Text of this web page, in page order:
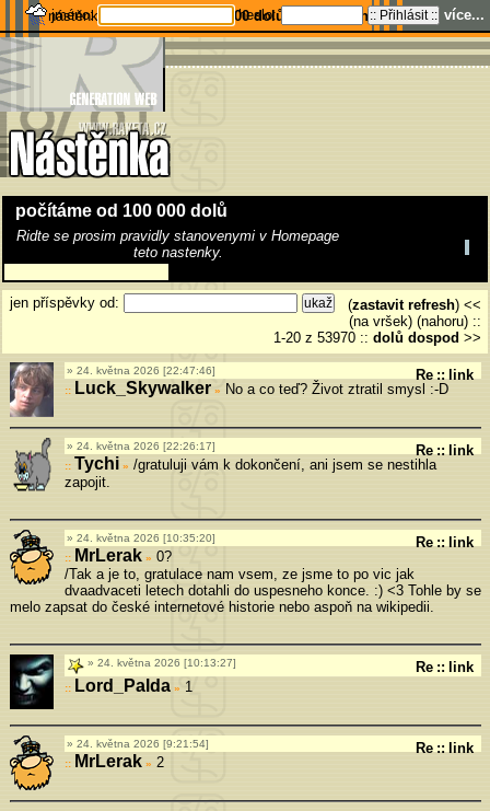
nástěnka počítáme od 100 000 dolů home
jméno: heslo: více...
počítáme od 100 000 dolů
Ridte se prosim pravidly stanovenymi v Homepage
teto nastenky.
jen příspěvky od: (zastavit refresh) <<
(na vršek) (nahoru) ::
1-20 z 53970 :: dolů dospod >>
24. května 2026 [22:47:46] Re :: link
Luck_Skywalker» No a co teď? Život ztratil smysl :-D
24. května 2026 [22:26:17] Re :: link
Tychi » /gratuluji vám k dokončení, ani jsem se nestihla
zapojit.
24. května 2026 [10:35:20] Re :: link
MrLerak» 0?
/Tak a je to, gratulace nam vsem, ze jsme to po vic jak
dvaadvaceti letech dotahli do uspesneho konce. :) <3 Tohle by se
melo zapsat do české internetové historie nebo aspoň na wikipedii.
24. května 2026 [10:13:27] Re :: link
Lord_Palda» 1
24. května 2026 [9:21:54] Re :: link
MrLerak» 2